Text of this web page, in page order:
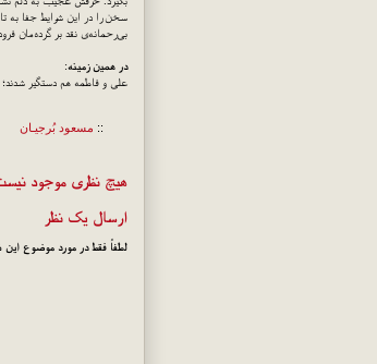
سخن را در این شرایط جفا به
بی‌رحمانه‌ی نقد بر گرده‌مان
در همین زمینه:
علی و فاطمه هم دستگیر
:: مسعود بُرجيـان
هیچ نظری موجود
ارسال یک نظر
لطفاً فقط در مورد موضوع